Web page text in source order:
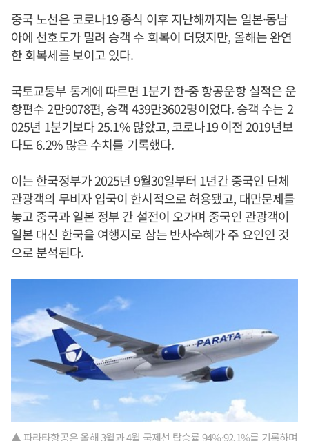
중국 노선은 코로나19 종식 이후 지난해까지는 일본·동남
아에 선호도가 밀려 승객 수 회복이 더뎠지만, 올해는 완연
한 회복세를 보이고 있다.
국토교통부 통계에 따르면 1분기 한-중 항공운항 실적은 운
항편수 2만9078편, 승객 439만3602명이었다. 승객 수는 2
025년 1분기보다 25.1% 많았고, 코로나19 이전 2019년보
다도 6.2% 많은 수치를 기록했다.
이는 한국정부가 2025년 9월30일부터 1년간 중국인 단체
관광객의 무비자 입국이 한시적으로 허용됐고, 대만문제를
놓고 중국과 일본 정부 간 설전이 오가며 중국인 관광객이
일본 대신 한국을 여행지로 삼는 반사수혜가 주 요인인 것
으로 분석된다.
▲ 파라타항공은 올해 3월과 4월 국제선 탑승률 94%·92.1%를 기록하며